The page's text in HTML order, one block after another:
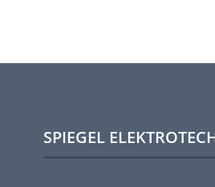
SPIEGEL